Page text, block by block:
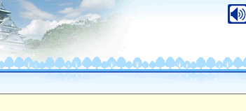
について
央区大手前2丁目
（代表電話）06-6941-0351
之江区南港北1-14-16
（代表電話）06-6941-0351
Prefecture,All rights reserved.